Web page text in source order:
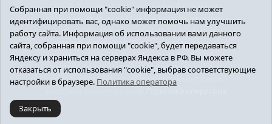
12+ © 2018 Armizon72.ру. Главный редактор:
Мелешко Владимир Михайлович. Учредитель:
АНО «ИИЦ «Армизонский вестник». E-mail:
armizon_gazeta@obl72.ruРегистрационный
номер СМИ ЭЛ № ФС77-66939 от 25.08.2016 г.
выдано Федеральной службой по надзору в
сфере связи, информационных технологий и
Собранная при помощи "cookie" информация не может
идентифицировать вас, однако может помочь нам улучшить
работу сайта. Информация об использовании вами данного
сайта, собранная при помощи "cookie", будет передаваться
Яндексу и храниться на серверах Яндекса в РФ. Вы можете
отказаться от использования "cookie", выбрав соответствующие
настройки в браузере. Политика оператора
Закрыть